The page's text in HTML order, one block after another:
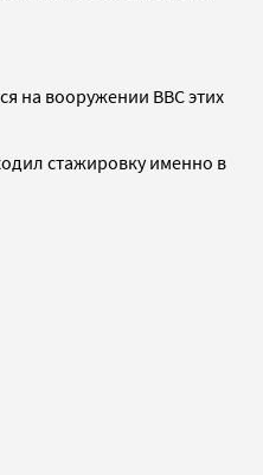
на вооружении ВВС этих
стажировку именно в